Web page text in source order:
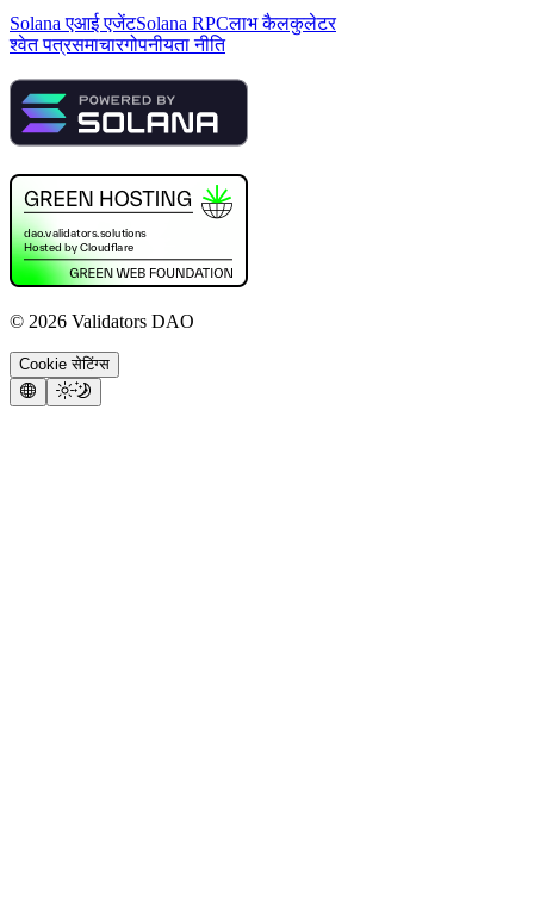
Solana एआई एजेंटSolana RPCलाभ कैलकुलेटर
श्वेत पत्रसमाचारगोपनीयता नीति
© 2026 Validators DAO
Cookie सेटिंग्स